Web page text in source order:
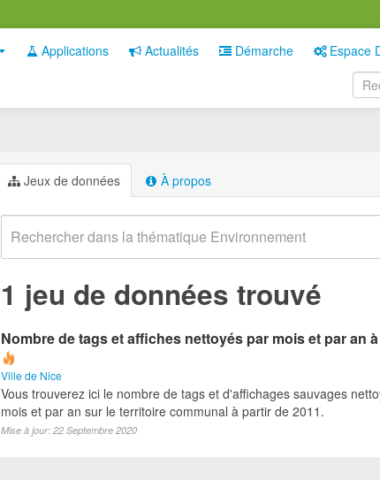
Applications Actualités Démarche Espace
Jeux de données À propos
1 jeu de données trouvé
Nombre de tags et affiches nettoyés par mois et par an
Ville de Nice
Vous trouverez ici le nombre de tags et d'affichages sauvages
mois et par an sur le territoire communal à partir de 2011.
Mise à jour: 22 Septembre 2020